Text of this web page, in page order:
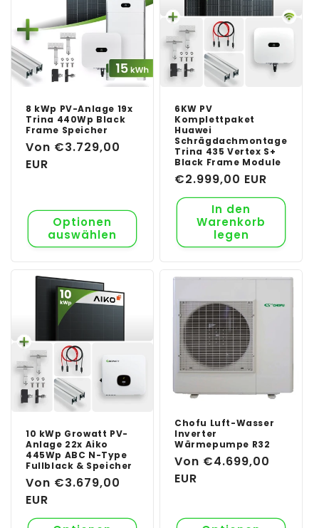
8 kWp PV-Anlage 19x
Trina 440Wp Black
Frame Speicher
Normaler
Preis
Von €3.729,00
EUR
Optionen
auswählen
6KW PV
Komplettpaket
Huawei
Schrägdachmontage
Trina 435 Vertex S+
Black Frame Module
Normaler
Preis
€2.999,00 EUR
In den
Warenkorb
legen
10 kWp Growatt PV-
Anlage 22x Aiko
445Wp ABC N-Type
Fullblack & Speicher
Normaler
Preis
Von €3.679,00
EUR
Chofu Luft-Wasser
Inverter
Wärmepumpe R32
Normaler
Preis
Von €4.699,00
EUR